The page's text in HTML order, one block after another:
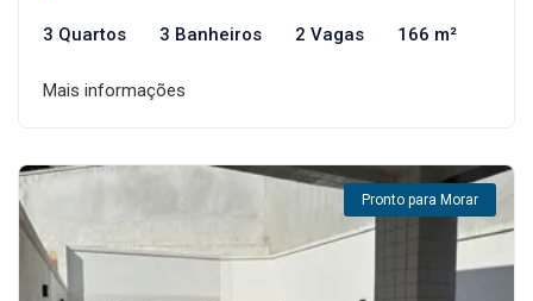
3 Quartos 3 Banheiros 2 Vagas 166 m²
Mais informações
Pronto para Morar